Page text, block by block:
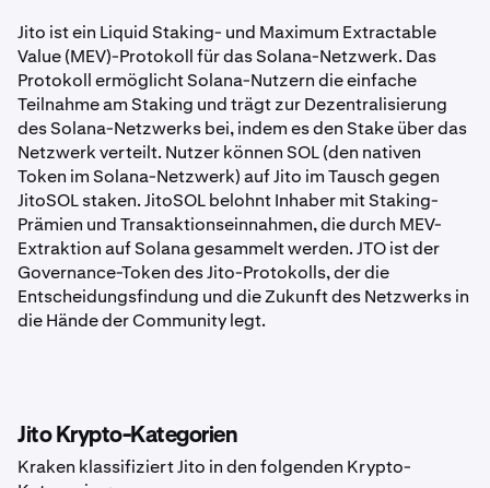
Jito ist ein Liquid Staking- und Maximum Extractable
Value (MEV)-Protokoll für das Solana-Netzwerk. Das
Protokoll ermöglicht Solana-Nutzern die einfache
Teilnahme am Staking und trägt zur Dezentralisierung
des Solana-Netzwerks bei, indem es den Stake über das
Netzwerk verteilt. Nutzer können SOL (den nativen
Token im Solana-Netzwerk) auf Jito im Tausch gegen
JitoSOL staken. JitoSOL belohnt Inhaber mit Staking-
Prämien und Transaktionseinnahmen, die durch MEV-
Extraktion auf Solana gesammelt werden. JTO ist der
Governance-Token des Jito-Protokolls, der die
Entscheidungsfindung und die Zukunft des Netzwerks in
die Hände der Community legt.
Jito Krypto-Kategorien
Kraken klassifiziert Jito in den folgenden Krypto-